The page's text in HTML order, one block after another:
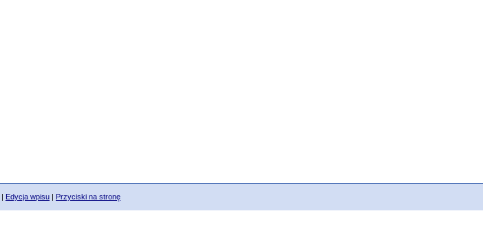
| Edycja wpisu | Przyciski na stronę